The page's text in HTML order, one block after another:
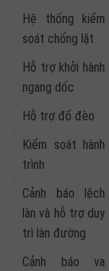
Hệ thống kiểm
soát chống lật
Hỗ trợ khởi hành
ngang dốc
Hỗ trợ đổ đèo
Kiểm soát hành
trình
Cảnh báo lệch
làn và hỗ trợ duy
trì làn đường
Cảnh báo va